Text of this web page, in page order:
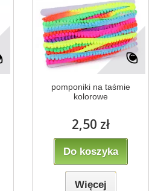
pomponiki na taśmie
kolorowe
2,50 zł
Do koszyka
Więcej